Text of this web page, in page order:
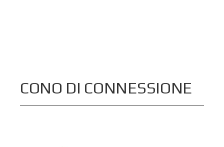
CONO DI CONNESSIONE